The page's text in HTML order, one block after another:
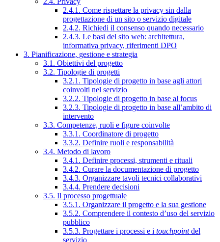
2.4.1. Come rispettare la privacy sin dalla
progettazione di un sito o servizio digitale
2.4.2. Richiedi il consenso quando necessario
2.4.3. Le basi del sito web: architettura,
informativa privacy, riferimenti DPO
3. Pianificazione, gestione e strategia
3.1. Obiettivi del progetto
3.2. Tipologie di progetti
3.2.1. Tipologie di progetto in base agli attori
coinvolti nel servizio
3.2.2. Tipologie di progetto in base al focus
3.2.3. Tipologie di progetto in base all’ambito di
intervento
3.3. Competenze, ruoli e figure coinvolte
3.3.1. Coordinatore di progetto
3.3.2. Definire ruoli e responsabilità
3.4. Metodo di lavoro
3.4.1. Definire processi, strumenti e rituali
3.4.2. Curare la documentazione di progetto
3.4.3. Organizzare tavoli tecnici collaborativi
3.4.4. Prendere decisioni
3.5. Il processo progettuale
3.5.1. Organizzare il progetto e la sua gestione
3.5.2. Comprendere il contesto d’uso del servizio
pubblico
3.5.3. Progettare i processi e i touchpointdel
servizio